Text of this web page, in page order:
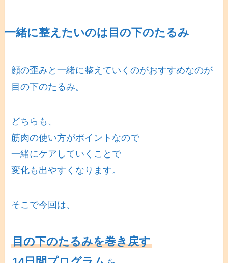
一緒に整えたいのは目の下のたるみ
顔の歪みと一緒に整えていくのがおすすめなのが
目の下のたるみ。
どちらも、
筋肉の使い方がポイントなので
一緒にケアしていくことで
変化も出やすくなります。
そこで今回は、
目の下のたるみを巻き戻す